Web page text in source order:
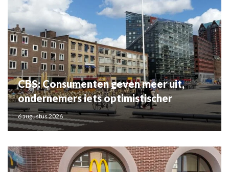
CBS: Consumenten geven meer uit,
ondernemers iets optimistischer
6 augustus 2026